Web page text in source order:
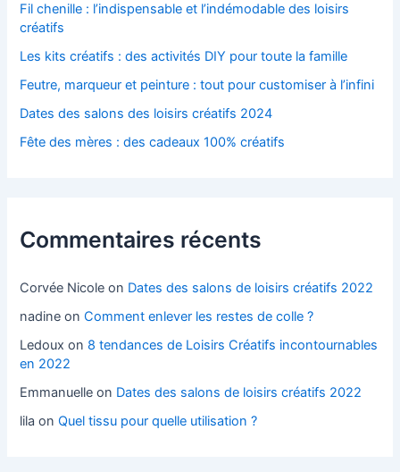
Fil chenille : l’indispensable et l’indémodable des loisirs
créatifs
Les kits créatifs : des activités DIY pour toute la famille
Feutre, marqueur et peinture : tout pour customiser à l’infini
Dates des salons des loisirs créatifs 2024
Fête des mères : des cadeaux 100% créatifs
Commentaires récents
Corvée Nicole on Dates des salons de loisirs créatifs 2022
nadine onComment enlever les restes de colle ?
Ledoux on 8 tendances de Loisirs Créatifs incontournables
en 2022
Emmanuelle on Dates des salons de loisirs créatifs 2022
lila onQuel tissu pour quelle utilisation ?